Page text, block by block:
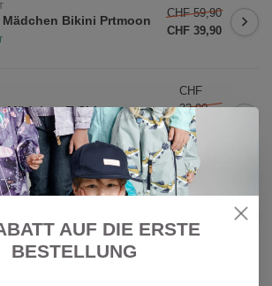
Mädchen Bikini Prtmoon
CHF 59,90
CHF 39,90
Mädchen T-Shirt
on Roses
CHF
32,90
CHF
25,90
Mint
CHF
CHF
AUF DIE ERSTE
BESTELLUNG